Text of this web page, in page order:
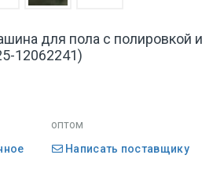
для пола с полировкой и
12062241)
оптом
Написать поставщику